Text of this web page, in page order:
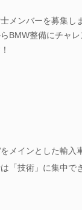
メンバーを募集し
BMW整備にチャ
メインとした輸
「技術」に集中で